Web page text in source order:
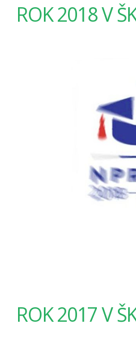
ROK 2018 V
ROK 2017 V